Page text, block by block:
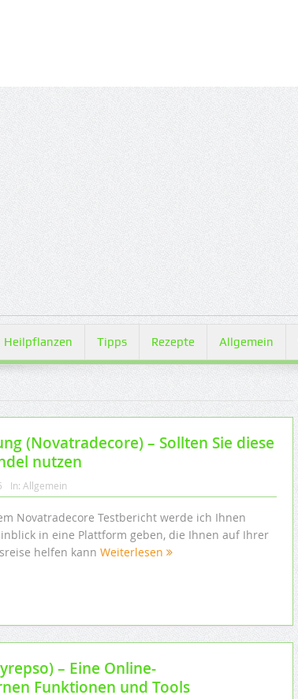
Heilpflanzen Tipps Rezepte Allgemein
(Novatradecore) – Sollten Sie diese
nutzen
In: Allgemein
Novatradecore Testbericht werde ich Ihnen
in eine Plattform geben, die Ihnen auf Ihrer
helfen kann Weiterlesen
– Eine Online-
Funktionen und Tools